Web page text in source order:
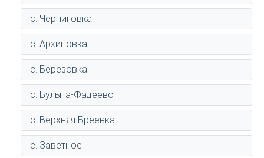
с. Черниговка
с. Архиповка
с. Березовка
с. Булыга-Фадеево
с. Верхняя Бреевка
с. Заветное